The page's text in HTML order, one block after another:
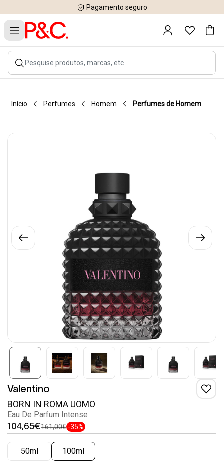
Pagamento seguro
Início Perfumes Homem Perfumes de Homem
Valentino
BORN IN ROMA UOMO
Eau De Parfum Intense
104,65€161,00€ -35%
50ml 100ml